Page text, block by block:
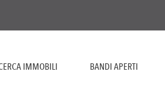
IMMOBILI BANDI APERTI